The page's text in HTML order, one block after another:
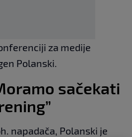
za medije
Polanski.
sačekati
napadača, Polanski je